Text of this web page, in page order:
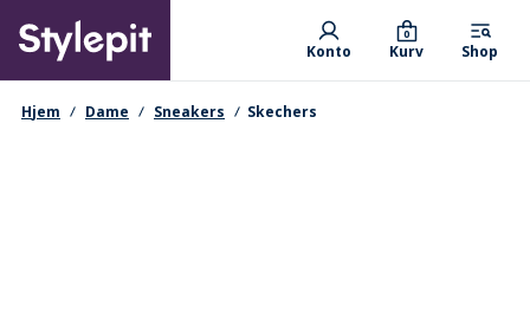
main
content
Primary departments
Konto Kurv
0
Shop
navigationssti
Hjem Dame Sneakers Skechers